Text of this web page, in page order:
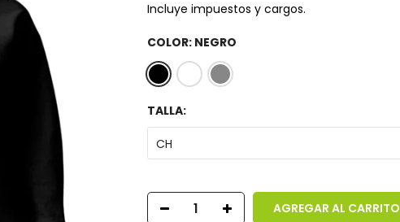
Incluye impuestos y cargos.
COLOR: NEGRO
TALLA:
CH
AGREGAR AL CARRITO